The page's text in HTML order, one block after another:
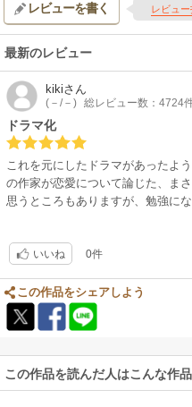
レビューを書く レビュ
最新のレビュー
kikiさん
(－/－) 総レビュー数：4724
ドラマ化
これを元にしたドラマがあったよ
の作家が恋愛について論じた、ま
思うところもありますが、勉強に
いいね 0件
この作品をシェアしよう
この作品を読んだ人はこんな作